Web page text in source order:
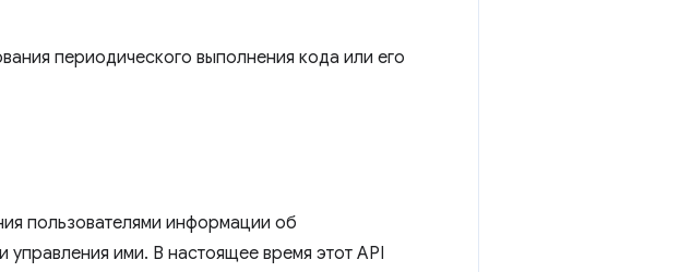
периодического выполнения кода или его
пользователями информации об
ими. В настоящее время этот API